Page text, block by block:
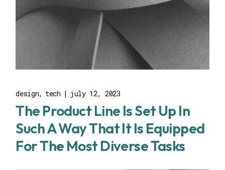
design tech july 12, 2023
The Product Line Is Set Up In
Such A Way That It Is Equipped
For The Most Diverse Tasks